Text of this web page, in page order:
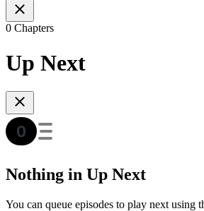
0 Chapters
Up Next
Nothing in Up Next
You can queue episodes to play next using